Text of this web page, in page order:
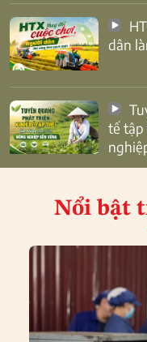
dân
tế tập
Nổi bật